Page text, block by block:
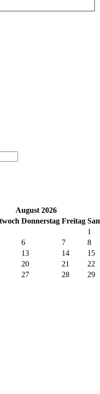
August 2026
Donnerstag Freitag Sa
1
6 7
8
13 14
15
20 21
22
27 28
29